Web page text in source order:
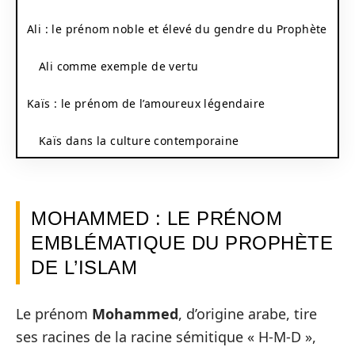
Ali : le prénom noble et élevé du gendre du Prophète
Ali comme exemple de vertu
Kaïs : le prénom de l’amoureux légendaire
Kaïs dans la culture contemporaine
MOHAMMED : LE PRÉNOM
EMBLÉMATIQUE DU PROPHÈTE
DE L’ISLAM
Le prénom Mohammed, d’origine arabe, tire
ses racines de la racine sémitique « H-M-D »,